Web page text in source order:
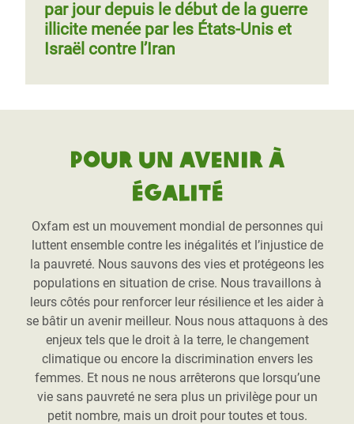
par jour depuis le début de la guerre
illicite menée par les États-Unis et
Israël contre l’Iran
Pour un avenir à
égalité
Oxfam est un mouvement mondial de personnes qui
luttent ensemble contre les inégalités et l’injustice de
la pauvreté. Nous sauvons des vies et protégeons les
populations en situation de crise. Nous travaillons à
leurs côtés pour renforcer leur résilience et les aider à
se bâtir un avenir meilleur. Nous nous attaquons à des
enjeux tels que le droit à la terre, le changement
climatique ou encore la discrimination envers les
femmes. Et nous ne nous arrêterons que lorsqu’une
vie sans pauvreté ne sera plus un privilège pour un
petit nombre, mais un droit pour toutes et tous.